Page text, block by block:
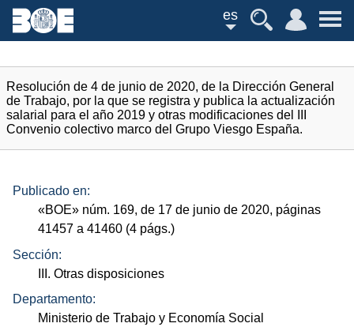
es
Resolución de 4 de junio de 2020, de la Dirección General
de Trabajo, por la que se registra y publica la actualización
salarial para el año 2019 y otras modificaciones del III
Convenio colectivo marco del Grupo Viesgo España.
Publicado en:
«BOE» núm. 169, de 17 de junio de 2020, páginas
41457 a 41460 (4 págs.)
Sección:
III. Otras disposiciones
Departamento:
Ministerio de Trabajo y Economía Social